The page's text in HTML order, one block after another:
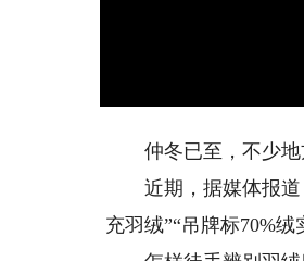
仲冬已至，不少地方
近期，据媒体报道
充羽绒”“吊牌标70%绒